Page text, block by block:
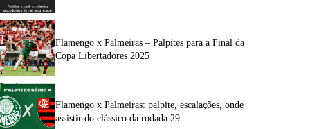
Flamengo x Palmeiras – Palpites para a Final da
Copa Libertadores 2025
Flamengo x Palmeiras: palpite, escalações, onde
assistir do clássico da rodada 29